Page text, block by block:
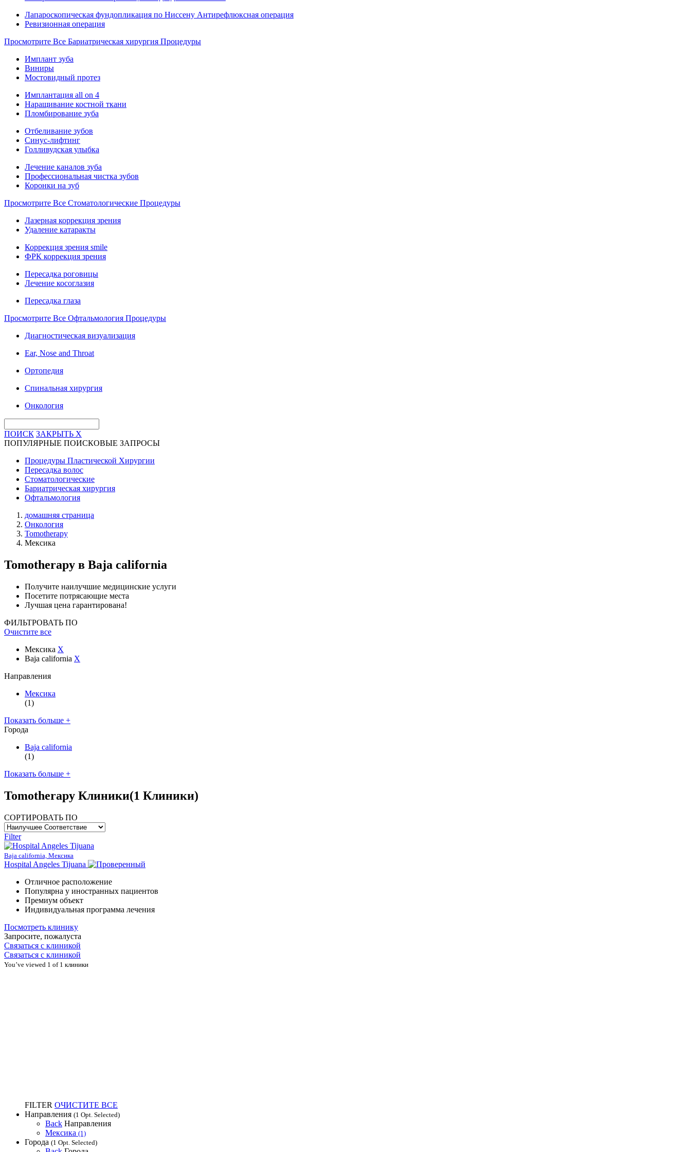
Лапароскопическая фундопликация по Ниссену Антирефлюксная операция
Ревизионная операция
Просмотрите Все Бариатрическая хирургия Процедуры
Имплант зуба
Виниры
Мостовидный протез
Имплантация all on 4
Наращивание костной ткани
Пломбирование зуба
Отбеливание зубов
Синус-лифтинг
Голливудская улыбка
Лечение каналов зуба
Профессиональная чистка зубов
Коронки на зуб
Просмотрите Все Стоматологические Процедуры
Лазерная коррекция зрения
Удаление катаракты
Коррекция зрения smile
ФРК коррекция зрения
Пересадка роговицы
Лечение косоглазия
Пересадка глаза
Просмотрите Все Офтальмология Процедуры
Диагностическая визуализация
Ear, Nose and Throat
Ортопедия
Спинальная хирургия
Онкология
ПОИСК ЗАКРЫТЬ X
ПОПУЛЯРНЫЕ ПОИСКОВЫЕ ЗАПРОСЫ
Процедуры Пластической Хирургии
Пересадка волос
Стоматологические
Бариатрическая хирургия
Офтальмология
домашняя страница
Онкология
Tomotherapy
Мексика
Tomotherapy в Baja california
Получите наилучшие медицинские услуги
Посетите потрясающие места
Лучшая цена гарантирована!
ФИЛЬТРОВАТЬ ПО
Очистите все
Мексика X
Baja california X
Направления
Мексика
(1)
Показать больше +
Города
Baja california
(1)
Показать больше +
Tomotherapy Клиники(1 Клиники)
СОРТИРОВАТЬ ПО
Filter
Baja california, Мексика
Hospital Angeles Tijuana
Отличное расположение
Популярна у иностранных пациентов
Премиум объект
Индивидуальная программа лечения
Посмотреть клинику
Запросите, пожалуста
Связаться с клиникой
Связаться с клиникой
You’ve viewed 1 of 1 клиники
FILTER ОЧИСТИТЕ ВСЕ
Направления (1 Opt. Selected)
Back Направления
Мексика (1)
Города (1 Opt. Selected)